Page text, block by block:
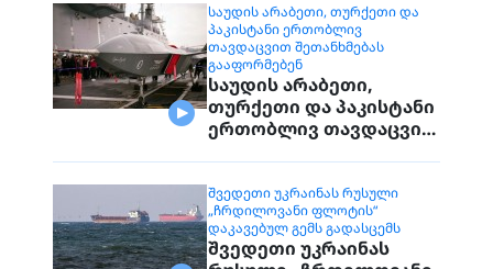
მოქალაქეებს
ᲡᲐᲣᲓᲘᲡ ᲐᲠᲐᲑᲔᲗᲘ, ᲗᲣᲠᲥᲔᲗᲘ ᲓᲐ
ᲞᲐᲙᲘᲡᲢᲐᲜᲘ ᲔᲠᲗᲝᲑᲚᲘᲕ
ᲗᲐᲕᲓᲐᲪᲕᲘᲗ ᲨᲔᲗᲐᲜᲮᲛᲔᲑᲐᲡ
ᲒᲐᲐᲤᲝᲠᲛᲔᲑᲔᲜ
საუდის არაბეთი,
თურქეთი და პაკისტანი
ერთობლივ თავდაცვით
ᲨᲕᲔᲓᲔᲗᲘ ᲣᲙᲠᲐᲘᲜᲐᲡ ᲠᲣᲡᲣᲚᲘ
„ᲩᲠᲓᲘᲚᲝᲕᲐᲜᲘ ᲤᲚᲝᲢᲘᲡ“
ᲓᲐᲙᲐᲕᲔᲑᲣᲚ ᲒᲔᲛᲡ ᲒᲐᲓᲐᲡᲪᲔᲛᲡ
შვედეთი უკრაინას